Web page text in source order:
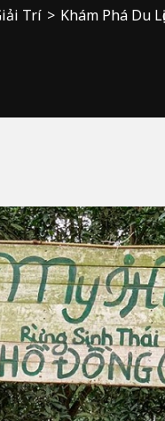
Trí > Khám Phá Du